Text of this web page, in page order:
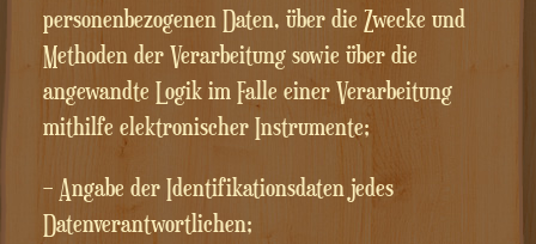
personenbezogenen Daten, über die Zwecke und
Methoden der Verarbeitung sowie über die
angewandte Logik im Falle einer Verarbeitung
mithilfe elektronischer Instrumente;
– Angabe der Identifikationsdaten jedes
Datenverantwortlichen;